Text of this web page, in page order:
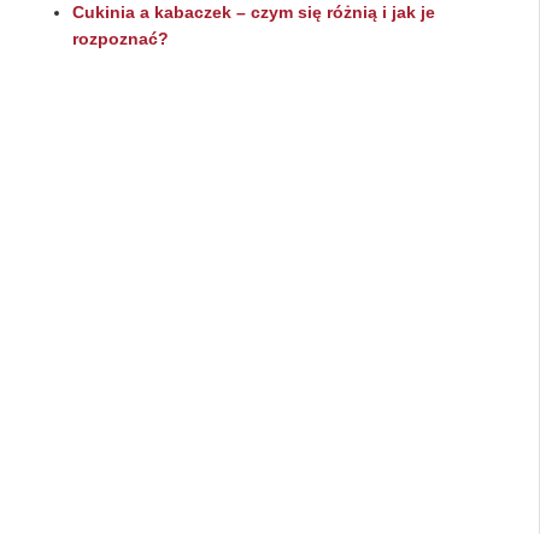
Cukinia a kabaczek – czym się różnią i jak je
rozpoznać?